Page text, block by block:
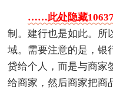
……此处隐藏
制。建行也是如此。所
域。需要注意的是，银
贷给个人，而是与商家
给商家，然后商家把商